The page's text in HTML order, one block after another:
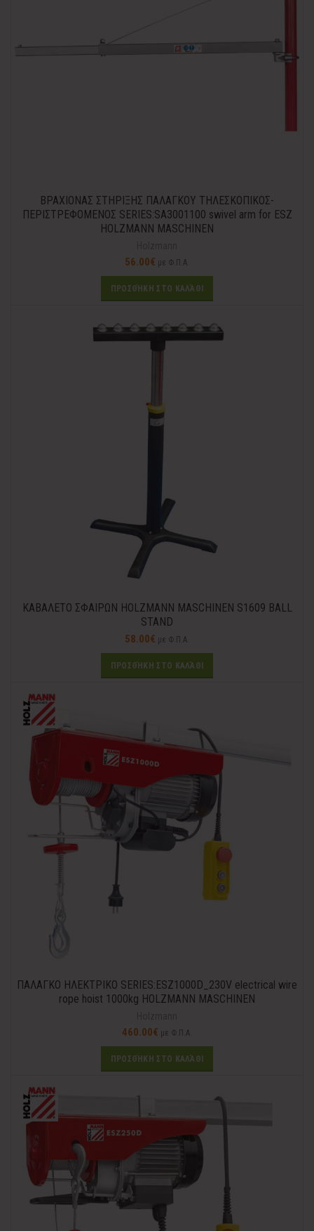
ΒΡΑΧΙΟΝΑΣ ΣΤΗΡΙΞΗΣ ΠΑΛΑΓΚΟΥ ΤΗΛΕΣΚΟΠΙΚΟΣ-
ΠΕΡΙΣΤΡΕΦΟΜΕΝΟΣ SERIES:SA3001100 swivel arm for ESZ
HOLZMANN MASCHINEN
56.00€ με Φ.Π.Α.
ΠΡΟΣΘΉΚΗ ΣΤΟ ΚΑΛΆΘΙ
ΚΑΒΑΛΕΤΟ ΣΦΑΙΡΩΝ HOLZMANN MASCHINEN S1609 BALL
STAND
58.00€ με Φ.Π.Α.
ΠΡΟΣΘΉΚΗ ΣΤΟ ΚΑΛΆΘΙ
ΠΑΛΑΓΚΟ ΗΛΕΚΤΡΙΚΟ SERIES:ESZ1000D_230V electrical wire
rope hoist 1000kg HOLZMANN MASCHINEN
460.00€ με Φ.Π.Α.
ΠΡΟΣΘΉΚΗ ΣΤΟ ΚΑΛΆΘΙ